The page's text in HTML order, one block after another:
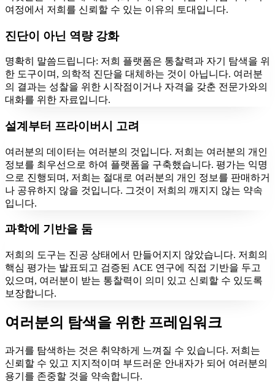
여정에서 저희를 신뢰할 수 있는 이유의 토대입니다.
진단이 아닌 역량 강화
명확히 말씀드립니다: 저희 플랫폼은 통찰력과 자기 탐색을 위
한 도구이며, 의학적 진단을 대체하는 것이 아닙니다. 여러분
의 결과는 성찰을 위한 시작점이거나 자격을 갖춘 전문가와의
대화를 위한 자료입니다.
설계부터 프라이버시 고려
여러분의 데이터는 여러분의 것입니다. 저희는 여러분의 개인
정보를 최우선으로 하여 플랫폼을 구축했습니다. 평가는 익명
으로 진행되며, 저희는 절대로 여러분의 개인 정보를 판매하거
나 공유하지 않을 것입니다. 그것이 저희의 깨지지 않는 약속
입니다.
과학에 기반을 둠
저희의 도구는 진공 상태에서 만들어지지 않았습니다. 저희의
핵심 평가는 발표되고 검증된 ACE 연구에 직접 기반을 두고
있으며, 여러분이 받는 통찰력이 의미 있고 신뢰할 수 있도록
보장합니다.
여러분의 탐색을 위한 프레임워크
과거를 탐색하는 것은 취약하게 느껴질 수 있습니다. 저희는
신뢰할 수 있고 지지적이며 부드러운 안내자가 되어 여러분의
용기를 존중할 것을 약속합니다.